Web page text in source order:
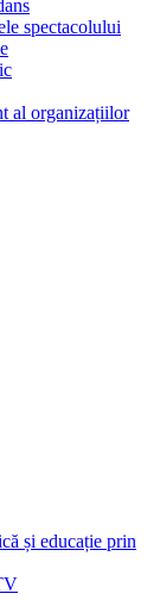
spectacolului
al organizațiilor
și educație prin